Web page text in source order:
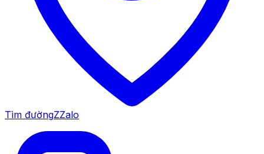
Tìm đườngZZalo